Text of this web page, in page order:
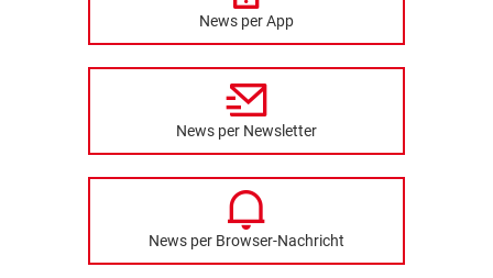
News per App
News per Newsletter
News per Browser-Nachricht